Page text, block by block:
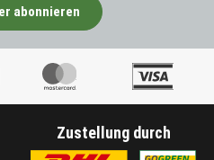
abonnieren
Zustellung durch